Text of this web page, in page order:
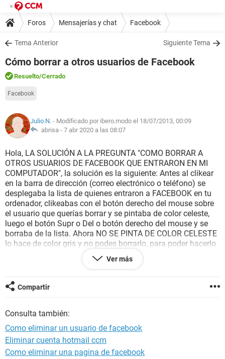
Foros Mensajerías y chat Facebook
Tema Anterior Siguiente Tema
Cómo borrar a otros usuarios de Facebook
Resuelto/Cerrado
Facebook
Julio.N. - Modificado por ibero.modo el 18/07/2013, 00:09
abrisa - 7 abr 2020 a las 08:07
Hola, LA SOLUCIÓN A LA PREGUNTA "COMO BORRAR A
OTROS USUARIOS DE FACEBOOK QUE ENTRARON EN MI
COMPUTADOR", la solución es la siguiente: Antes al clikear
en la barra de dirección (correo electrónico o teléfono) se
desplegaba la lista de quienes entraron a FACEBOOK en tu
ordenador, clikeabas con el botón derecho del mouse sobre
el usuario que querías borrar y se pintaba de color celeste,
luego el botón Supr o Del o botón derecho del mouse y se
borraba de la lista. Ahora NO SE PINTA DE COLOR CELESTE
lo hace de color gris y no podes borrarlo, para poder hacerlo
debes pintar el usuario de color gris y posteriormente
presionar los botones Shif+Supr o Del.
Ver más
Compartir
Consulta también:
Como eliminar un usuario de facebook
Eliminar cuenta hotmail ccm
Como eliminar una pagina de facebook